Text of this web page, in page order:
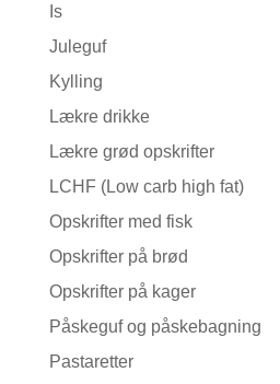
Is
Juleguf
Kylling
Lækre drikke
Lækre grød opskrifter
LCHF (Low carb high fat)
Opskrifter med fisk
Opskrifter på brød
Opskrifter på kager
Påskeguf og påskebagning
Pastaretter